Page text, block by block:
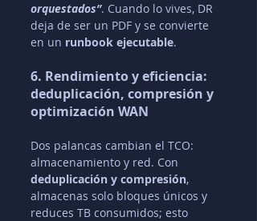
orquestados”. Cuando lo vives, DR
deja de ser un PDF y se convierte
en un runbook ejecutable.
6. Rendimiento y eficiencia:
deduplicación, compresión y
optimización WAN
Dos palancas cambian el TCO:
almacenamiento y red. Con
deduplicación y compresión,
almacenas solo bloques únicos y
reduces TB consumidos; esto